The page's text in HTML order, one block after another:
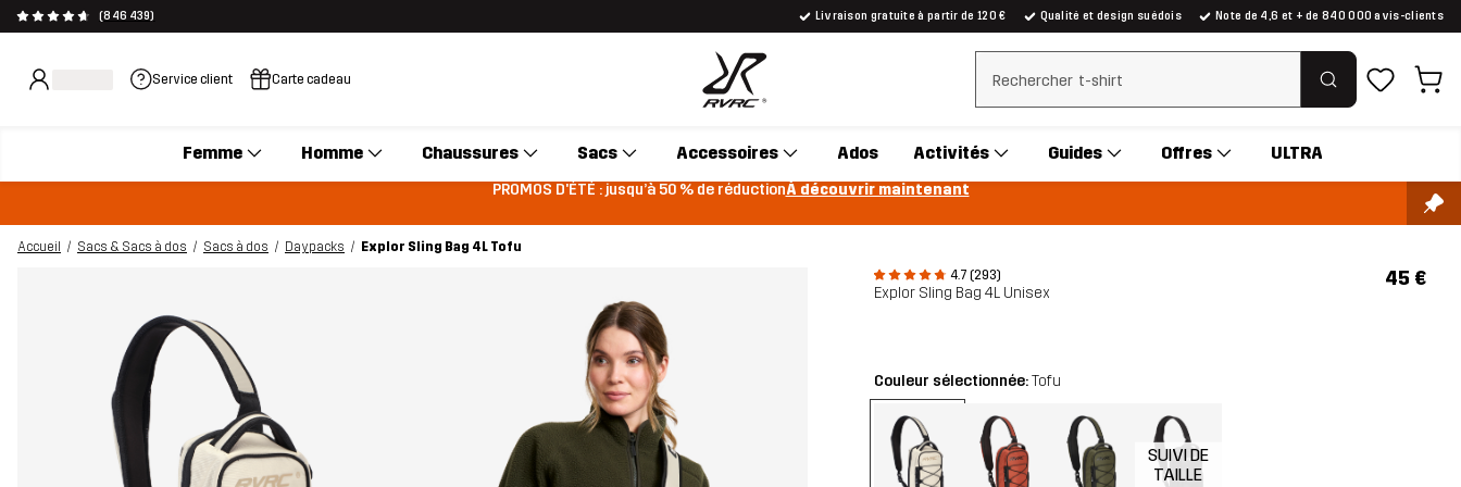
(846 439) Livraison gratuite à partir de 120 € Qualité et design suédois Note de 4,6 et + de 840 000 avis-clients
Service client Carte cadeau Effacer la recherche
Femme Homme Chaussures Sacs Accessoires Ados Activités Guides Offres ULTRA
PROMOS D'ÉTÉ : jusqu’à 50 % de réductionÀ découvrir maintenant
Accueil Sacs & Sacs à dos Sacs à dos Daypacks
Explor Sling Bag 4L Tofu
4.7 (293)
Explor Sling Bag 4L Unisex
45 €
Couleur sélectionnée:Tofu
SUIVI DE
TAILLE